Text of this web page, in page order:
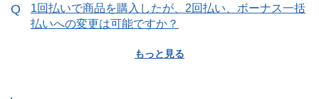
1回払いで商品を購入したが、2回払い、ボーナス一括
払いへの変更は可能ですか？
もっと見る